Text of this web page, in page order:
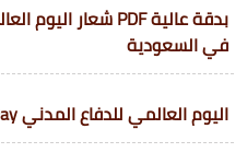
في السعودية
اليوم العالمي للدفاع المدني World Civil Defence Day